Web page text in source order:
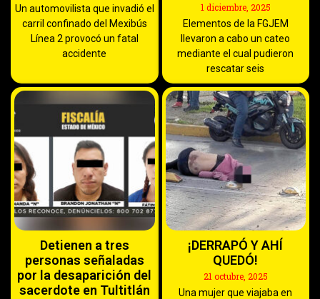
Un automovilista que invadió el
carril confinado del Mexibús
Línea 2 provocó un fatal
accidente
1 diciembre, 2025
Elementos de la FGJEM
llevaron a cabo un cateo
mediante el cual pudieron
rescatar seis
Detienen a tres
personas señaladas
por la desaparición del
sacerdote en Tultitlán
¡DERRAPÓ Y AHÍ
QUEDÓ!
21 octubre, 2025
Una mujer que viajaba en